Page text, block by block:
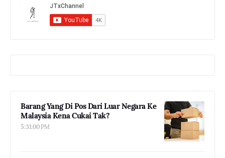
Barang Yang Di Pos Dari Luar Negara Ke
Malaysia Kena Cukai Tak?
5:31:00 PM